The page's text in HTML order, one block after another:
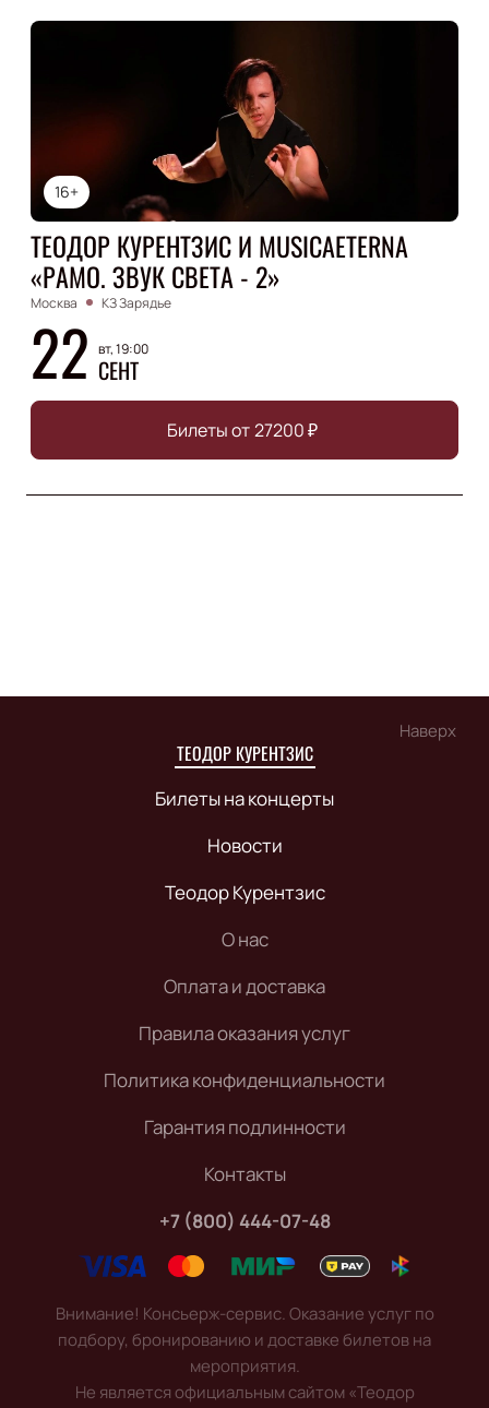
16+
ТЕОДОР КУРЕНТЗИС И MUSICAETERNA
«РАМО. ЗВУК СВЕТА - 2»
Москва КЗ Зарядье
22 вт, 19:00
СЕНТ
Билеты от27200₽
Наверх
ТЕОДОР КУРЕНТЗИС
Билеты на концерты
Новости
Теодор Курентзис
О нас
Оплата и доставка
Правила оказания услуг
Политика конфиденциальности
Гарантия подлинности
Контакты
+7 (800) 444-07-48
Внимание! Консьерж-сервис. Оказание услуг по
подбору, бронированию и доставке билетов на
мероприятия.
Не является официальным сайтом «Теодор